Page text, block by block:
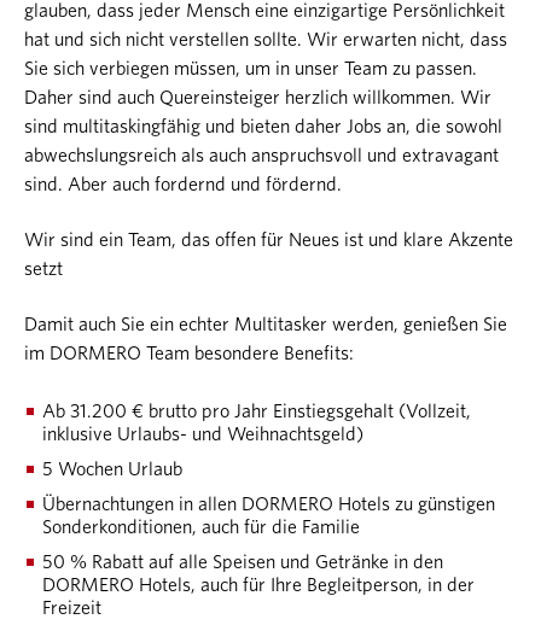
glauben, dass jeder Mensch eine einzigartige Persönlichkeit
hat und sich nicht verstellen sollte. Wir erwarten nicht, dass
Sie sich verbiegen müssen, um in unser Team zu passen.
Daher sind auch Quereinsteiger herzlich willkommen. Wir
sind multitaskingfähig und bieten daher Jobs an, die sowohl
abwechslungsreich als auch anspruchsvoll und extravagant
sind. Aber auch fordernd und fördernd.
Wir sind ein Team, das offen für Neues ist und klare Akzente
setzt
Damit auch Sie ein echter Multitasker werden, genießen Sie
im DORMERO Team besondere Benefits:
Ab 31.200 € brutto pro Jahr Einstiegsgehalt (Vollzeit,
inklusive Urlaubs- und Weihnachtsgeld)
5 Wochen Urlaub
Übernachtungen in allen DORMERO Hotels zu günstigen
Sonderkonditionen, auch für die Familie
50 % Rabatt auf alle Speisen und Getränke in den
DORMERO Hotels, auch für Ihre Begleitperson, in der
Freizeit